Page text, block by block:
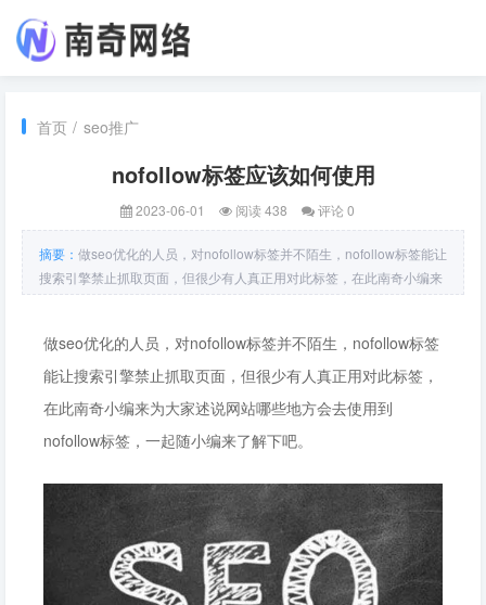
首页 / seo推广
nofollow标签应该如何使用
2023-06-01 阅读 438 评论 0
摘要： 做seo优化的人员，对nofollow标签并不陌生，nofollow标签能让
搜索引擎禁止抓取页面，但很少有人真正用对此标签，在此南奇小编来
为大家述说网站哪些地方会去使用到nofollow标签，一起随小编来了解
部，而这个部
做seo优化的人员，对nofollow标签并不陌生，nofollow标签
能让搜索引擎禁止抓取页面，但很少有人真正用对此标签，
在此南奇小编来为大家述说网站哪些地方会去使用到
nofollow标签，一起随小编来了解下吧。